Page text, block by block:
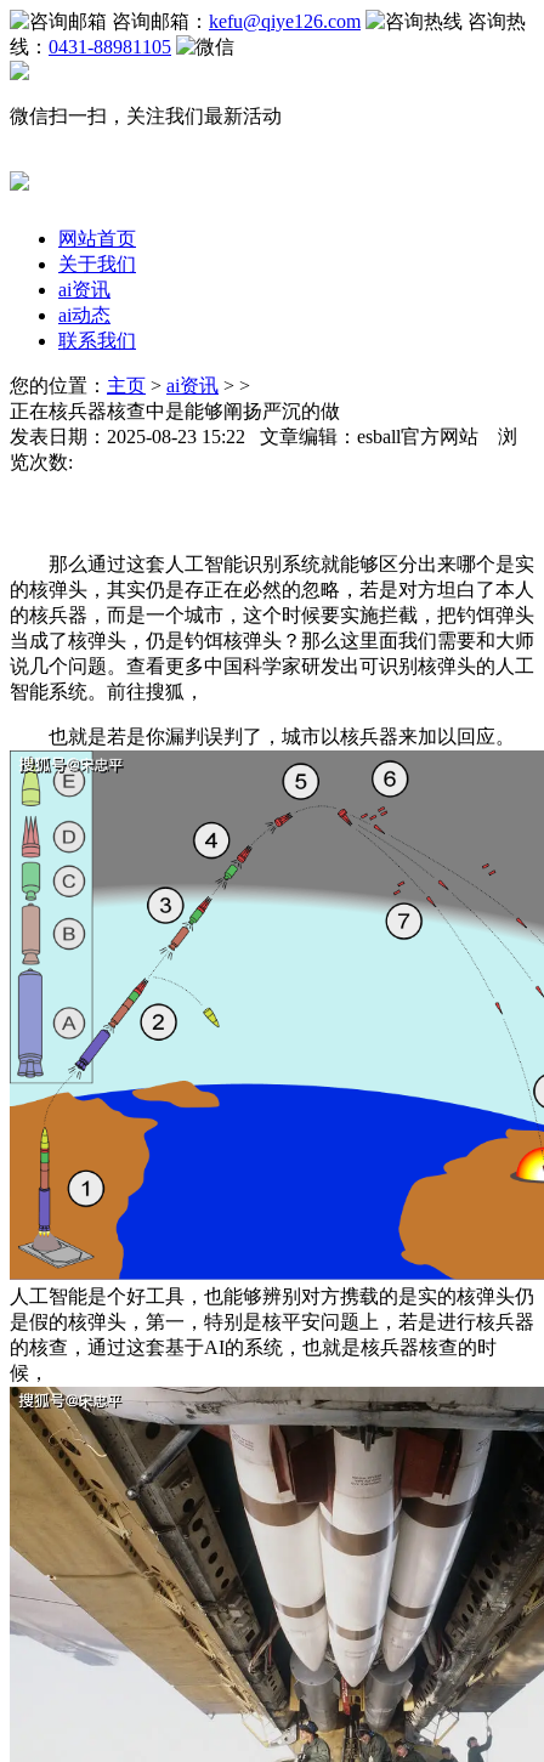
咨询邮箱： kefu@qiye126.com
咨询热
线： 0431-88981105
微信扫一扫，关注我们最新活动
网站首页
关于我们
ai资讯
ai动态
联系我们
您的位置： 主页 > ai资讯 > >
正在核兵器核查中是能够阐扬严沉的做
发表日期：2025-08-23 15:22 文章编辑：esball官方网站 浏
览次数:
那么通过这套人工智能识别系统就能够区分出来哪个是实
的核弹头，其实仍是存正在必然的忽略，若是对方坦白了本人
的核兵器，而是一个城市，这个时候要实施拦截，把钓饵弹头
当成了核弹头，仍是钓饵核弹头？那么这里面我们需要和大师
说几个问题。查看更多中国科学家研发出可识别核弹头的人工
智能系统。前往搜狐，
也就是若是你漏判误判了，城市以核兵器来加以回应。
人工智能是个好工具，也能够辨别对方携载的是实的核弹头仍
是假的核弹头，第一，特别是核平安问题上，若是进行核兵器
的核查，通过这套基于AI的系统，也就是核兵器核查的时
候，